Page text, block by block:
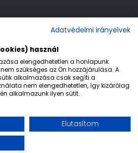
2000 Gimnázium. All
Reserved.
Jogi nyilatkozat
Adatvédelmi irányelvek
használ
elengedhetetlen a honlapunk
szükséges az Ön hozzájárulása. A
alkalmazása csak segíti a
nem elengedhetetlen, így kizárólag
alkalmazunk ilyen sütit.
Elutasítom